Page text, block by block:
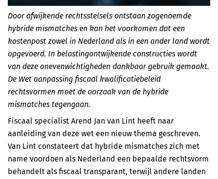
Door afwijkende rechtsstelsels ontstaan zogenoemde
hybride mismatches en kan het voorkomen dat een
kostenpost zowel in Nederland als in een ander land wordt
opgevoerd. In belastingontwijkende constructies wordt
van deze onevenwichtigheden dankbaar gebruik gemaakt.
De Wet aanpassing fiscaal kwalificatiebeleid
rechtsvormen moet de oorzaak van de hybride
mismatches tegengaan.
Fiscaal specialist Arend Jan van Lint heeft naar
aanleiding van deze wet een nieuw thema geschreven.
Van Lint constateert dat hybride mismatches zich met
name voordoen als Nederland een bepaalde rechtsvorm
behandelt als fiscaal transparant, terwijl andere landen